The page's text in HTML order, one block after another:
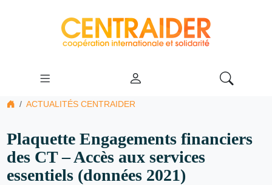
ACTUALITÉS CENTRAIDER
Plaquette Engagements financiers
des CT – Accès aux services
essentiels (données 2021)